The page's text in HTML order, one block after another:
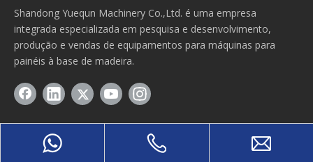
Shandong Yuequn Machinery Co.,Ltd. é uma empresa
integrada especializada em pesquisa e desenvolvimento,
produção e vendas de equipamentos para máquinas para
painéis à base de madeira.
LINHA RÁPIDA